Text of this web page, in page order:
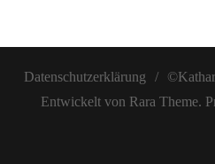
Datenschutzerklärung
Entwickelt von Rara Theme.